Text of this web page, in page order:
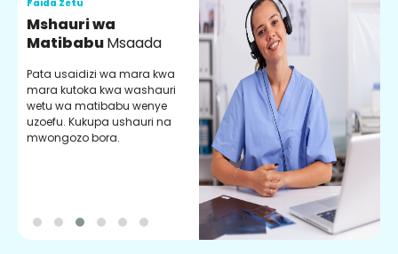
Faida Zetu
Mshauri wa
MatibabuMsaada
Pata usaidizi wa mara kwa
mara kutoka kwa washauri
wetu wa matibabu wenye
uzoefu. Kukupa ushauri na
mwongozo bora.